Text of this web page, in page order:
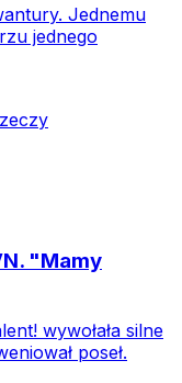
Jednemu
jednego
"Mamy
wywołała silne
poseł.